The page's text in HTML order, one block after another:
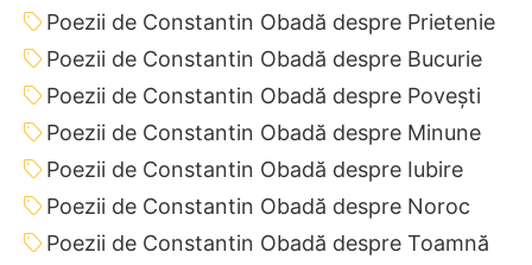
Poezii de Constantin Obadă despre Prietenie
Poezii de Constantin Obadă despre Bucurie
Poezii de Constantin Obadă despre Povești
Poezii de Constantin Obadă despre Minune
Poezii de Constantin Obadă despre Iubire
Poezii de Constantin Obadă despre Noroc
Poezii de Constantin Obadă despre Toamnă